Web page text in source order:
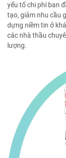
yếu tố chi phí ban
tạo, giảm nhu cầu
dựng niềm tin ở
các nhà thầu
lượng.